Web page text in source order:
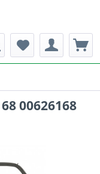
00626168